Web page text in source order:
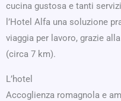
cucina gustosa e tanti
l’Hotel Alfa una soluzione
viaggia per lavoro, grazie
(circa 7 km).
L’hotel
Accoglienza romagnola e